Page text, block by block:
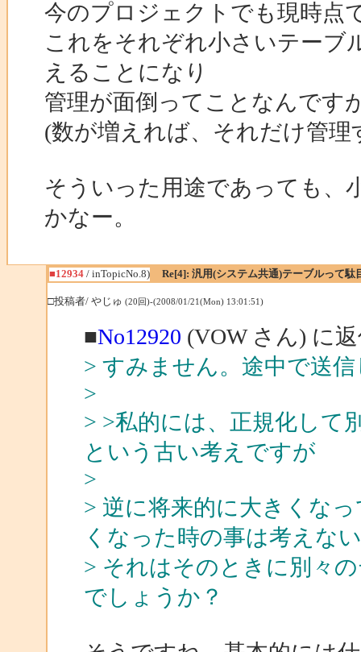
今のプロジェクトでも現時点
これをそれぞれ小さいテーブ
えることになり
管理が面倒ってことなんです
(数が増えれば、それだけ管
そういった用途であっても、
かなー。
■12934/ inTopicNo.8) Re[4]: 汎用(システム共通)テーブルって駄
□投稿者/ やじゅ (20回)-(2008/01/21(Mon) 13:01:51)
■No12920 (VOW さん) に
> すみません。途中で送
>
> >私的には、正規化して
という古い考えですが
>
> 逆に将来的に大きくな
くなった時の事は考えな
> それはそのときに別々
でしょうか？